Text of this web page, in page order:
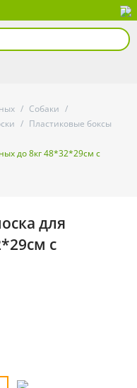
/ Собаки /
/ Пластиковые боксы
до 8кг 48*32*29см с
для
с